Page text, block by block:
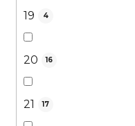
19 4
20 16
21 17